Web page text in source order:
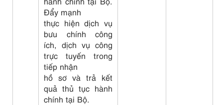
Đẩy mạnh
thực hiện dịch vụ
bưu chính công
ích, dịch vụ công
trực tuyến trong
tiếp nhận
hồ sơ và trả kết
quả thủ tục hành
chính tại Bộ.